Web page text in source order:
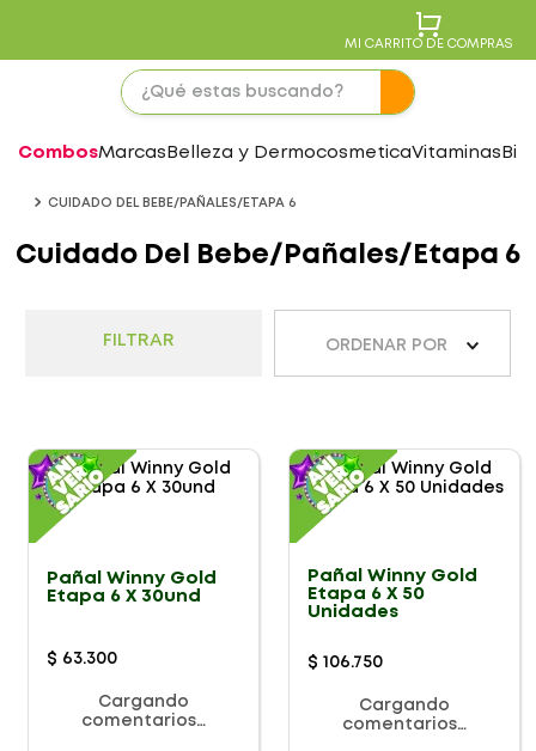
MI CARRITO DE COMPRAS
CombosMarcas Belleza y DermocosmeticaVitaminas
CUIDADO DEL BEBE/PAÑALES/ETAPA 6
Cuidado Del Bebe/pañales/etapa 6
FILTRAR ORDENAR POR
Pañal Winny Gold
Etapa 6 X 30und
$ 63.300
Cargando
comentarios…
Pañal Winny Gold
Etapa 6 X 50
Unidades
$ 106.750
Cargando
comentarios…